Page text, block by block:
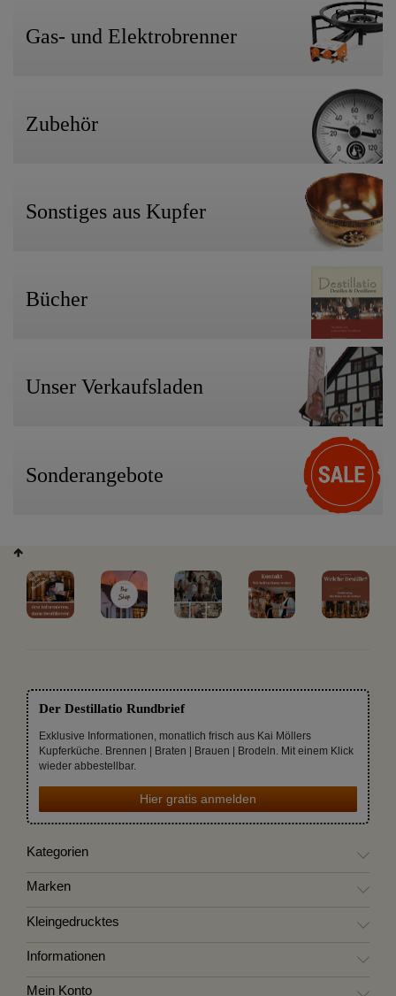
Gas- und Elektrobrenner
Zubehör
Sonstiges aus Kupfer
Bücher
Unser Verkaufsladen
Sonderangebote
Der Destillatio Rundbrief
Exklusive Informationen, monatlich frisch aus Kai Möllers
Kupferküche. Brennen | Braten | Brauen | Brodeln. Mit einem Klick
wieder abbestellbar.
Hier gratis anmelden
Kategorien
Marken
Kleingedrucktes
Informationen
Mein Konto